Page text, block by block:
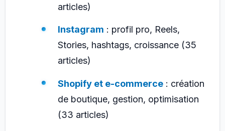
articles)
Instagram : profil pro, Reels,
Stories, hashtags, croissance (35
articles)
Shopify et e-commerce : création
de boutique, gestion, optimisation
(33 articles)